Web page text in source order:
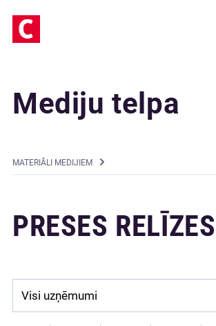
Mediju telpa
MATERIĀLI MEDIJIEM
PRESES RELĪZES
Company: